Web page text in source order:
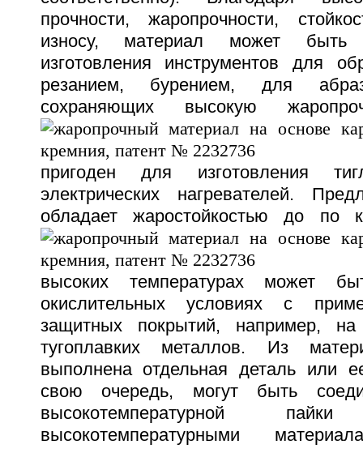
прочности, жаропрочности,
износу, материал может быть
изготовления инструментов для
резанием, бурением, для
сохраняющих высокую
пригоден для изготовления
электрических нагревателей.
обладает жаростойкостью до по
высоких температурах может
окислительных условиях с
защитных покрытий, например,
тугоплавких металлов. Из
выполнена отдельная деталь или
свою очередь, могут быть
высокотемпературной
высокотемпературными